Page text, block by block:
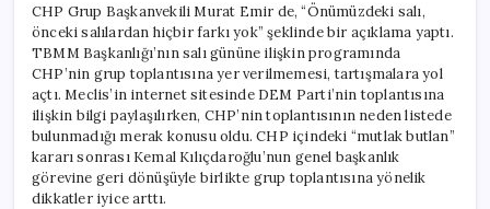
CHP Grup Başkanvekili Murat Emir de, “Önümüzdeki salı,
önceki salılardan hiçbir farkı yok” şeklinde bir açıklama yaptı.
TBMM Başkanlığı’nın salı gününe ilişkin programında
CHP’nin grup toplantısına yer verilmemesi, tartışmalara yol
açtı. Meclis’in internet sitesinde DEM Parti’nin toplantısına
ilişkin bilgi paylaşılırken, CHP’nin toplantısının neden listede
bulunmadığı merak konusu oldu. CHP içindeki “mutlak butlan”
kararı sonrası Kemal Kılıçdaroğlu’nun genel başkanlık
görevine geri dönüşüyle birlikte grup toplantısına yönelik
dikkatler iyice arttı.